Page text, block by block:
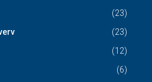
(23)
(23)
(12)
(6)